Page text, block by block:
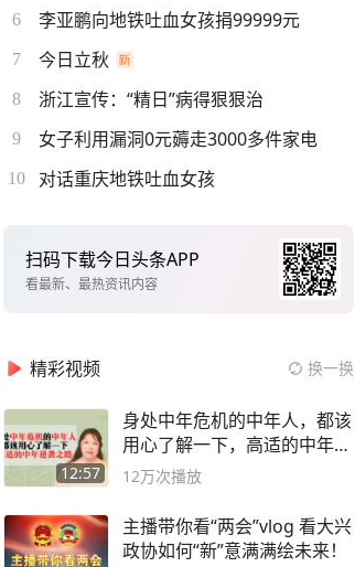
6 李亚鹏向地铁吐血女孩捐99999元
7 今日立秋
8 浙江宣传：“精日”病得狠狠治
9 女子利用漏洞0元薅走3000多件家电
10 对话重庆地铁吐血女孩
扫码下载今日头条APP
看最新、最热资讯内容
精彩视频 换一换
12:57
身处中年危机的中年人，都该
用心了解一下，高适的中年逆
袭之路
12万次播放
主播带你看“两会”vlog 看大兴
政协如何“新”意满满绘未来！